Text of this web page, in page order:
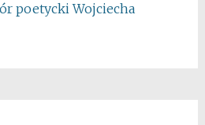
poetycki Wojciecha